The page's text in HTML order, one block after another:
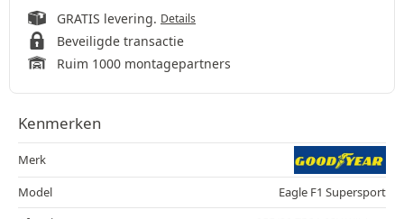
GRATIS levering. Details
Beveiligde transactie
Ruim 1000 montagepartners
Kenmerken
Merk
Model
Eagle F1 Supersport